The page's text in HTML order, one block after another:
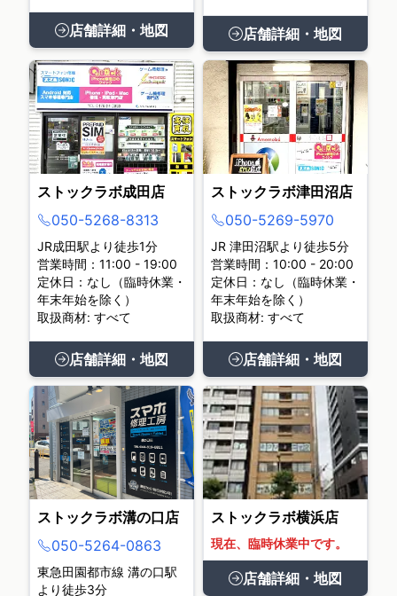
店舗詳細・地図 店舗詳細・地図
ストックラボ成田店
050-5268-8313
JR成田駅より徒歩1分
営業時間：11:00 - 19:00
定休日：なし（臨時休業・
年末年始を除く）
取扱商材: すべて
店舗詳細・地図
ストックラボ津田沼店
050-5269-5970
JR 津田沼駅より徒歩5分
営業時間：10:00 - 20:00
定休日：なし（臨時休業・
年末年始を除く）
取扱商材: すべて
店舗詳細・地図
ストックラボ溝の口店
050-5264-0863
東急田園都市線 溝の口駅
より徒歩3分
ストックラボ横浜店
現在、臨時休業中です。
店舗詳細・地図